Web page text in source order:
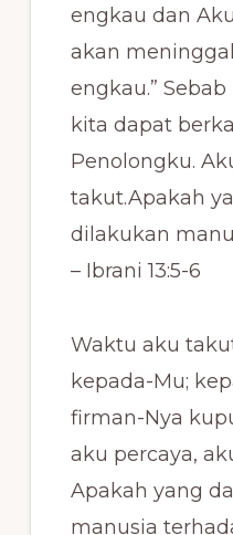
engkau dan
akan
engkau.”
kita dapat
Penolongku.
takut.Apakah
dilakukan
– Ibrani 13:5-6
Waktu aku
kepada-Mu;
firman-Nya
aku percaya,
Apakah yang
manusia